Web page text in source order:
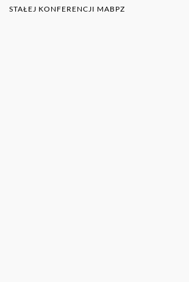
STAŁEJ KONFERENCJI MABPZ